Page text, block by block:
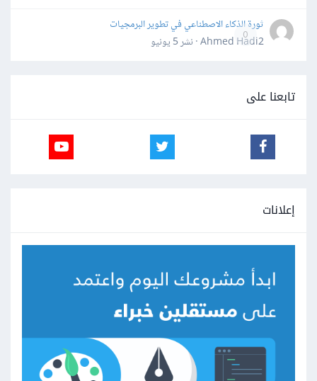
0
ثورة الذكاء الاصطناعي في تطوير البرمجيات
Ahmed Hadi2 · نشر
5 يونيو
تابعنا على
إعلانات